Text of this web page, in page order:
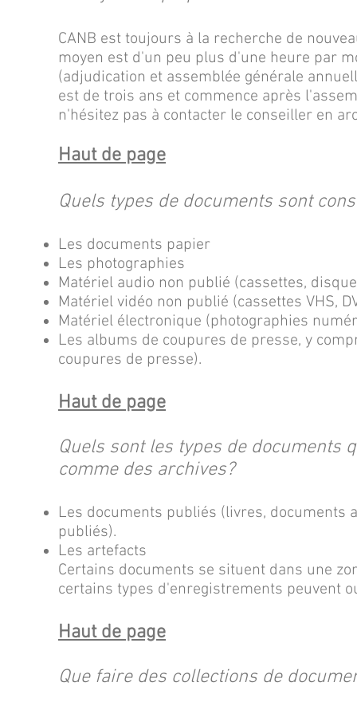
​CANB est toujours à la recherche de
moyen est d'un peu plus d'une heure par
(adjudication et assemblée générale
est de trois ans et commence après
n'hésitez pas à contacter le conseiller en
Haut de page
Quels types de documents sont
Les documents papier
Les photographies
Matériel audio non publié (cassettes,
Matériel vidéo non publié (cassettes VHS,
Matériel électronique (photographies
Les albums de coupures de presse, y
coupures de presse).
Haut de page
Quels sont les types de documents
comme des archives?
Les documents publiés (livres, documents
publiés).
Les artefacts
Certains documents se situent dans une
certains types d'enregistrements peuvent
Haut de page
Que faire des collections de